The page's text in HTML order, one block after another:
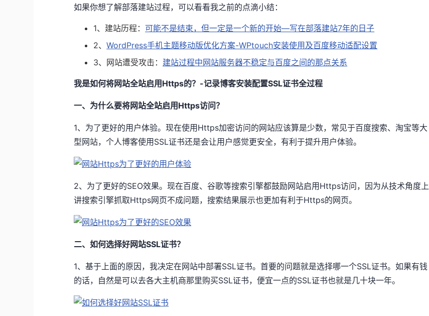
如果你想了解部落建站过程，可以看看我之前的点滴小结：
1、建站历程： 可能不是结束，但一定是一个新的开始—写在部落建站7年的日子
2、WordPress手机主题移动版优化方案-WPtouch安装使用及百度移动适配设置
3、网站遭受攻击： 建站过程中网站服务器不稳定与百度之间的那点关系
我是如何将网站全站启用Https的？-记录博客安装配置SSL证书全过程
一、为什么要将网站全站启用Https访问？
1、为了更好的用户体验。现在使用Https加密访问的网站应该算是少数，常见于百度搜索、淘宝等大
型网站，个人博客使用SSL证书还是会让用户感觉更安全，有利于提升用户体验。
2、为了更好的SEO效果。现在百度、谷歌等搜索引擎都鼓励网站启用Https访问，因为从技术角度上
讲搜索引擎抓取Https网页不成问题，搜索结果展示也更加有利于Https的网页。
二、如何选择好网站SSL证书？
1、基于上面的原因，我决定在网站中部署SSL证书。首要的问题就是选择哪一个SSL证书。如果有钱
的话，自然是可以去各大主机商那里购买SSL证书，便宜一点的SSL证书也就是几十块一年。